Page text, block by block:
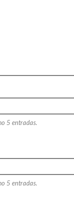
5 entradas.
5 entradas.